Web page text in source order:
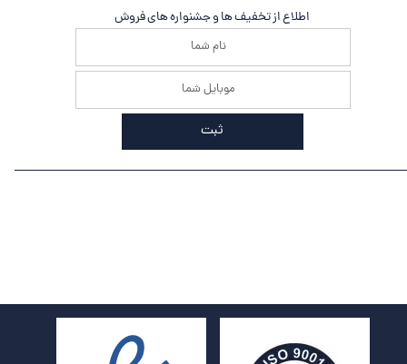
اطلاع از تخفیف ها و جشنواره های فروش
ثبت